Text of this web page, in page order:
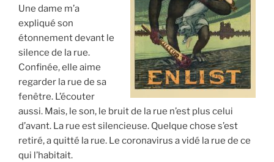
Une dame m’a
expliqué son
étonnement devant le
silence de la rue.
Confinée, elle aime
regarder la rue de sa
fenêtre. L’écouter
aussi. Mais, le son, le bruit de la rue n’est plus celui
d’avant. La rue est silencieuse. Quelque chose s’est
retiré, a quitté la rue. Le coronavirus a vidé la rue de ce
qui l’habitait.